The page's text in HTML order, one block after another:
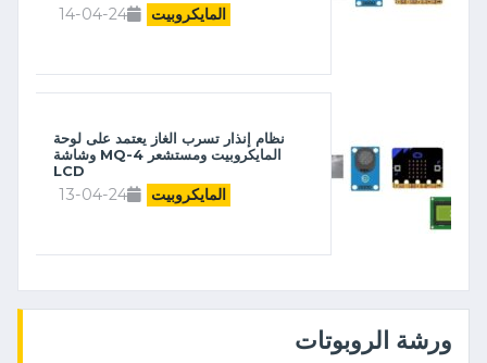
المايكروبيت 14-04-24
نظام إنذار تسرب الغاز يعتمد على لوحة
المايكروبيت ومستشعر MQ-4 وشاشة
LCD
المايكروبيت 13-04-24
ورشة الروبوتات